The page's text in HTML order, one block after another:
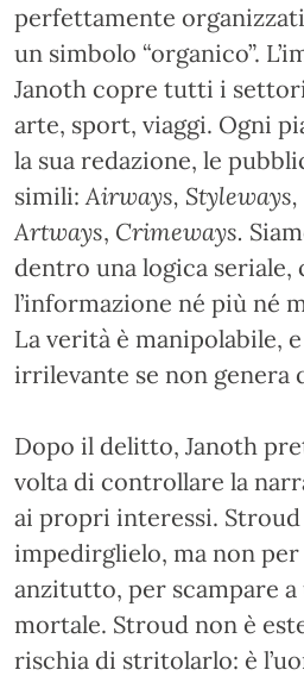
perfettamente
un simbolo “organico”.
Janoth copre tutti i
arte, sport, viaggi. Ogni
la sua redazione, le
simili: Airways,
Artways, Crimeways.
dentro una logica seriale,
l’informazione né più né
La verità è manipolabile,
irrilevante se non genera
Dopo il delitto, Janoth
volta di controllare la
ai propri interessi.
impedirglielo, ma non per
anzitutto, per scampare a
mortale. Stroud non è
rischia di stritolarlo: è